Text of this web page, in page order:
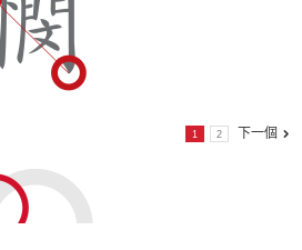
1 2 下一個